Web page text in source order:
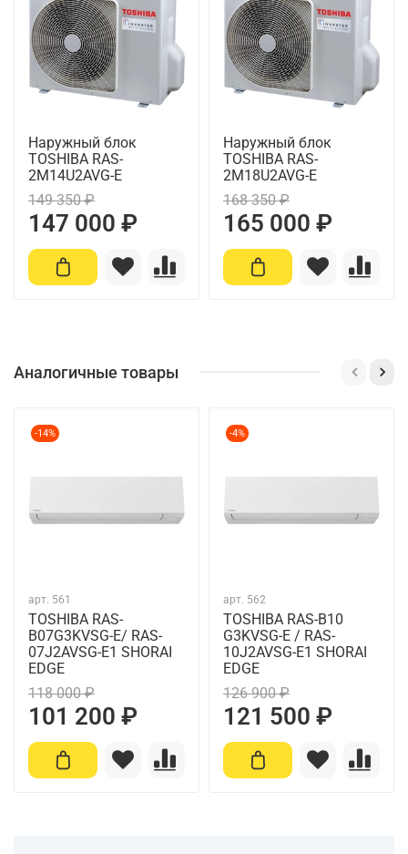
Наружный блок
TOSHIBA RAS-
2M14U2AVG-E
149 350 ₽
147 000 ₽
Наружный блок
TOSHIBA RAS-
2M18U2AVG-E
168 350 ₽
165 000 ₽
Аналогичные товары
-14%
арт. 561
TOSHIBA RAS-
B07G3KVSG-E/ RAS-
07J2AVSG-E1 SHORAI
EDGE
118 000 ₽
101 200 ₽
-4%
арт. 562
TOSHIBA RAS-B10
G3KVSG-E / RAS-
10J2AVSG-E1 SHORAI
EDGE
126 900 ₽
121 500 ₽